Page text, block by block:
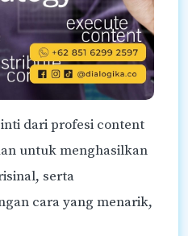
dari profesi content
untuk menghasilkan
serta
cara yang menarik,